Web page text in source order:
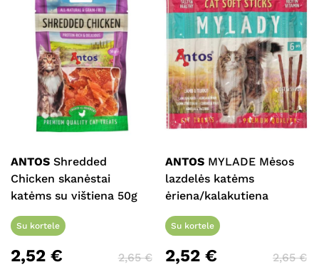
ANTOS Shredded
Chicken skanėstai
katėms su vištiena 50g
Su kortele
2,52 € 2,65€
ANTOS MYLADE Mėsos
lazdelės katėms
ėriena/kalakutiena
Su kortele
2,52€ 2,65€